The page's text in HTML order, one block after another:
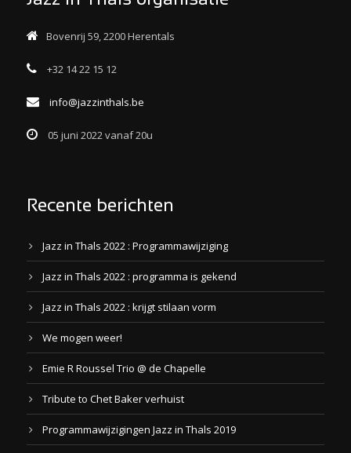
Bovenrij 59, 2200 Herentals
+32 14 22 15 12
info@jazzinthals.be
05 juni 2022 vanaf 20u
Recente berichten
Jazz in Thals 2022 : Programmawijziging
Jazz in Thals 2022 : programma is gekend
Jazz in Thals 2022 : krijgt stilaan vorm
We mogen weer!
Emie R Roussel Trio @ de Chapelle
Tribute to Chet Baker verhuist
Programmawijzigingen Jazz in Thals 2019